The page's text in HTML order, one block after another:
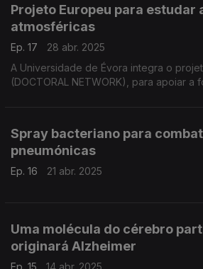
Projeto Europeu para estudar
atmosféricas
Ep. 17
28 abr. 2025
A Universidade de Évora integra o
(DOCTORAL NETWORK), para apoiar a
Spray bacteriano para
pneumónicas
Ep. 16 21 abr. 2025
Uma molécula do cérebro
originará Alzheimer
Ep. 15
14 abr. 2025